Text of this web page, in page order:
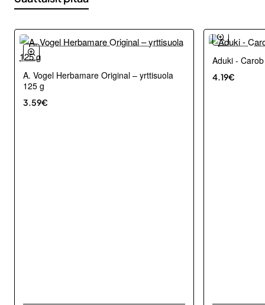
A. Vogel Herbamare Original – yrttisuola
125 g
3.59€
Aduki -
4.19€